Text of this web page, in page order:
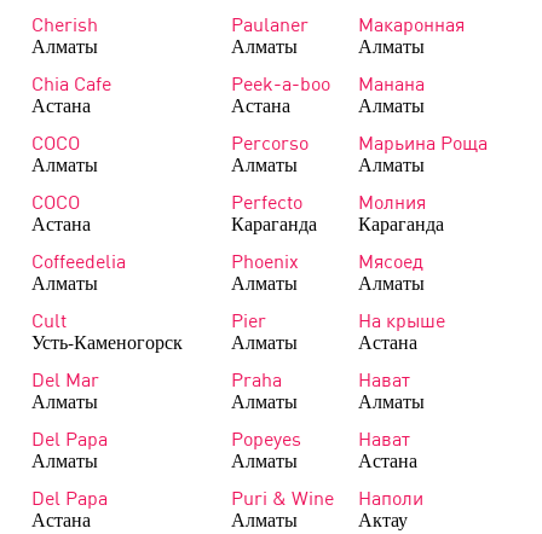
Cherish
Алматы
Paulaner
Алматы
Макаронная
Алматы
Chia Cafe
Астана
Peek-a-boo
Астана
Манана
Алматы
COCO
Алматы
Percorso
Алматы
Марьина Роща
Алматы
COCO
Астана
Perfecto
Караганда
Молния
Караганда
Coffeedelia
Алматы
Phoenix
Алматы
Мясоед
Алматы
Cult
Усть-Каменогорск
Pier
Алматы
На крыше
Астана
Del Mar
Алматы
Praha
Алматы
Нават
Алматы
Del Papa
Алматы
Popeyes
Алматы
Нават
Астана
Del Papa
Астана
Puri & Wine
Алматы
Наполи
Актау